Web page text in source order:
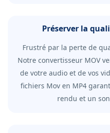
Préserver la
Frustré par la perte de
Notre convertisseur MOV
de votre audio et de vos
fichiers Mov en MP4
rendu et un